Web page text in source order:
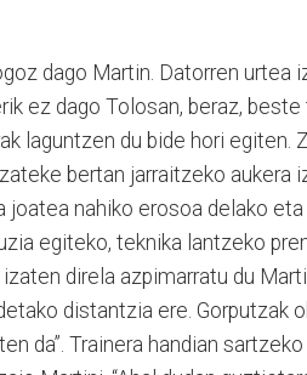
dago Martin. Datorren urtea
ez dago Tolosan, beraz,
laguntzen du bide hori egiten.
bertan jarraitzeko aukera
joatea nahiko erosoa delako eta
egiteko, teknika lantzeko
direla azpimarratu du
distantzia ere. Gorputzak
da”. Trainera handian